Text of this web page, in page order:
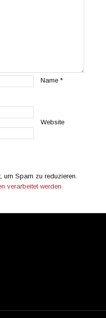
Name*
Website
um Spam zu reduzieren.
verarbeitet werden.